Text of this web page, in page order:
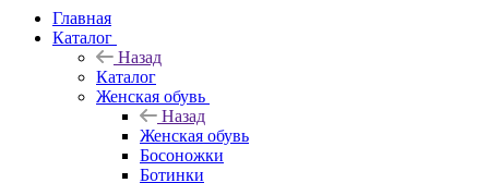
Главная
Каталог
Назад
Каталог
Женская обувь
Назад
Женская обувь
Босоножки
Ботинки